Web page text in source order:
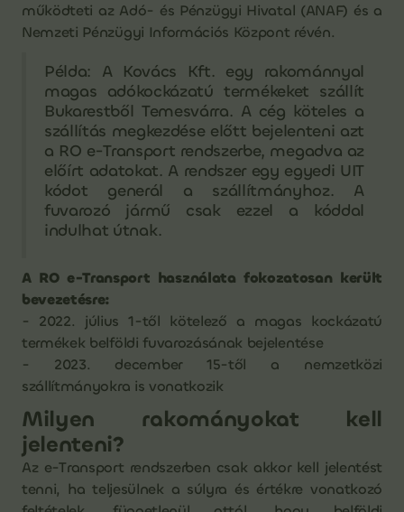
működteti az Adó- és Pénzügyi Hivatal (ANAF) és a
Nemzeti Pénzügyi Információs Központ révén.
Példa: A Kovács Kft. egy rakománnyal
magas adókockázatú termékeket szállít
Bukarestből Temesvárra. A cég köteles a
szállítás megkezdése előtt bejelenteni azt
a RO e-Transport rendszerbe, megadva az
előírt adatokat. A rendszer egy egyedi UIT
kódot generál a szállítmányhoz. A
fuvarozó jármű csak ezzel a kóddal
indulhat útnak.
A RO e-Transport használata fokozatosan került
bevezetésre:
- 2022. július 1-től kötelező a magas kockázatú
termékek belföldi fuvarozásának bejelentése
- 2023. december 15-től a nemzetközi
szállítmányokra is vonatkozik
Milyen rakományokat kell
jelenteni?
Az e-Transport rendszerben csak akkor kell jelentést
tenni, ha teljesülnek a súlyra és értékre vonatkozó